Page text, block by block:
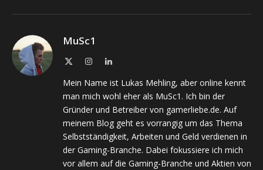
MuSc1
InstagramLinkedIn
Mein Name ist Lukas Mehling, aber online kennt
man mich wohl eher als MuSc1. Ich bin der
Gründer und Betreiber von gamerliebe.de. Auf
meinem Blog geht es vorrangig um das Thema
Selbstständigkeit, Arbeiten und Geld verdienen in
der Gaming-Branche. Dabei fokussiere ich mich
vor allem auf die Gaming-Branche und Aktien von